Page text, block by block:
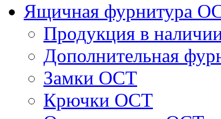
Ящичная фурнитура
Продукция в
Дополнительная
Замки ОСТ
Крючки ОСТ